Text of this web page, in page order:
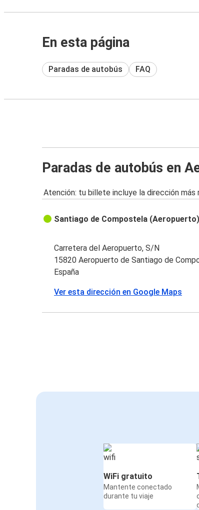
En esta página
Paradas de autobús FAQ
Paradas de autobús en
Atención: tu billete incluye la dirección más
Santiago de Compostela (Aeropuerto)
Carretera del Aeropuerto, S/N
15820 Aeropuerto de Santiago de
España
Ver esta dirección en Google Maps
WiFi gratuito
Mantente conectado
durante tu viaje